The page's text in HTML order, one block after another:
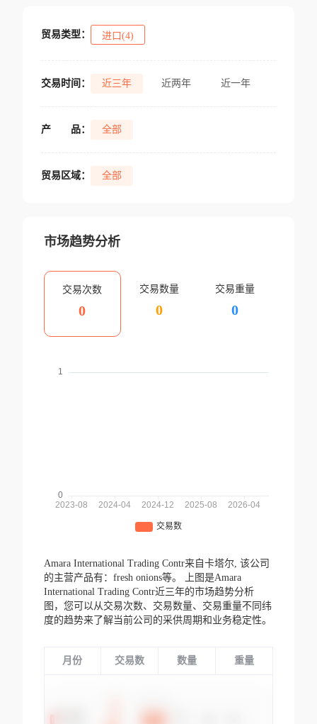
贸易类型： 进口(4)
交易时间： 近三年 近两年 近一年
产 品： 全部
贸易区域： 全部
市场趋势分析
交易次数
0
交易数量
0
交易重量
0
Amara International Trading Contr来自卡塔尔, 该公司
的主营产品有：fresh onions等。
上图是Amara
International Trading Contr近三年的市场趋势分析
图，您可以从交易次数、交易数量、交易重量不同纬
度的趋势来了解当前公司的采供周期和业务稳定性。
月份 交易数 数量 重量